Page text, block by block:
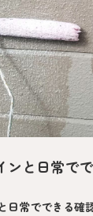
ンと日常で
日常でできる確